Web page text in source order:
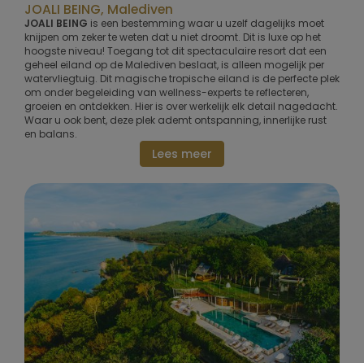
JOALI BEING, Malediven
JOALI BEING is een bestemming waar u uzelf dagelijks moet
knijpen om zeker te weten dat u niet droomt. Dit is luxe op het
hoogste niveau! Toegang tot dit spectaculaire resort dat een
geheel eiland op de Malediven beslaat, is alleen mogelijk per
watervliegtuig. Dit magische tropische eiland is de perfecte plek
om onder begeleiding van wellness-experts te reflecteren,
groeien en ontdekken. Hier is over werkelijk elk detail nagedacht.
Waar u ook bent, deze plek ademt ontspanning, innerlijke rust
en balans.
Lees meer